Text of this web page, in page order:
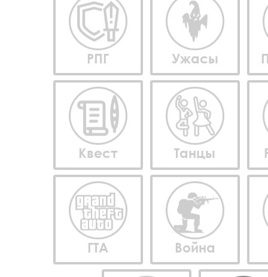
РПГ Ужасы
Квест Танцы
ГТА Война